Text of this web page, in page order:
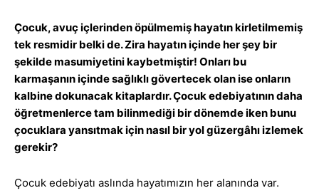
Çocuk, avuç içlerinden öpülmemiş hayatın kirletilmemiş
tek resmidir belki de. Zira hayatın içinde her şey bir
şekilde masumiyetini kaybetmiştir! Onları bu
karmaşanın içinde sağlıklı gövertecek olan ise onların
kalbine dokunacak kitaplardır. Çocuk edebiyatının daha
öğretmenlerce tam bilinmediği bir dönemde iken bunu
çocuklara yansıtmak için nasıl bir yol güzergâhı izlemek
gerekir?
Çocuk edebiyatı aslında hayatımızın her alanında var.